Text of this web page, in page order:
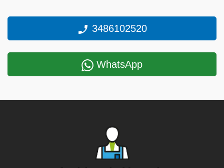
3486102520
WhatsApp